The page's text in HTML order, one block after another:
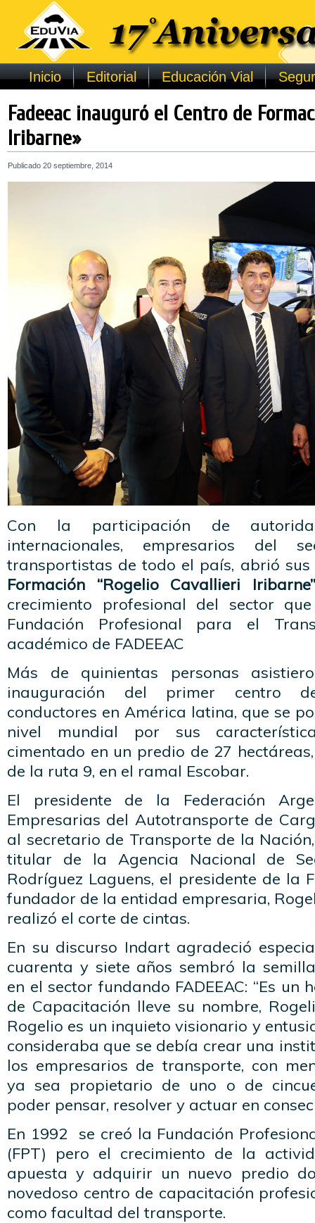
Inicio Editorial Educación Vial
Fadeeac inauguró el Centro de
Iribarne»
Publicado 20 septiembre, 2014
Con la participación de
internacionales, empresarios del
transportistas de todo el país, abrió
Formación “Rogelio Cavallieri
crecimiento profesional del sector
Fundación Profesional para el
académico de FADEEAC
Más de quinientas personas
inauguración del primer centro
conductores en América latina, que se
nivel mundial por sus
cimentado en un predio de 27
de la ruta 9, en el ramal Escobar.
El presidente de la Federación
Empresarias del Autotransporte de
al secretario de Transporte de la
titular de la Agencia Nacional de
Rodríguez Laguens, el presidente de la
fundador de la entidad empresaria,
realizó el corte de cintas.
En su discurso Indart agradeció
cuarenta y siete años sembró la
en el sector fundando FADEEAC: “Es un
de Capacitación lleve su nombre,
Rogelio es un inquieto visionario y
consideraba que se debía crear una
los empresarios de transporte, con
ya sea propietario de uno o de
poder pensar, resolver y actuar en
En 1992 se creó la Fundación
(FPT) pero el crecimiento de la
apuesta y adquirir un nuevo predio
novedoso centro de capacitación
como facultad del transporte.